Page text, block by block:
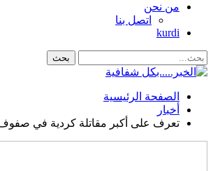
من نحن
اتصل بنا
kurdi
الصفحة الرئيسية
أخبار
تعرف على أكبر مقاتلة كردية في